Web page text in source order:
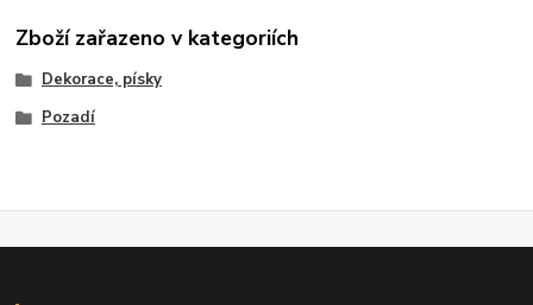
Zboží zařazeno v kategoriích
Dekorace, písky
Pozadí